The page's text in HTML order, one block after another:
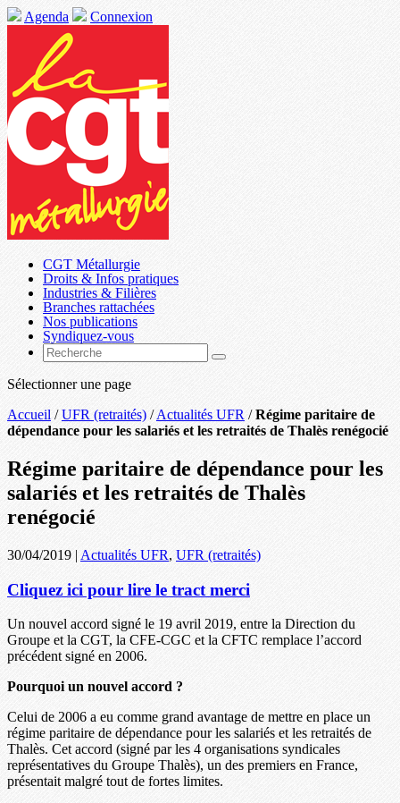
Agenda Connexion
CGT Métallurgie
Droits & Infos pratiques
Industries & Filières
Branches rattachées
Nos publications
Syndiquez-vous
Sélectionner une page
Accueil /UFR (retraités) /Actualités UFR /Régime paritaire de
dépendance pour les salariés et les retraités de Thalès renégocié
Régime paritaire de dépendance pour les
salariés et les retraités de Thalès
renégocié
30/04/2019 | Actualités UFR, UFR (retraités)
Cliquez ici pour lire le tract merci
Un nouvel accord signé le 19 avril 2019, entre la Direction du
Groupe et la CGT, la CFE-CGC et la CFTC remplace l’accord
précédent signé en 2006.
Pourquoi un nouvel accord ?
Celui de 2006 a eu comme grand avantage de mettre en place un
régime paritaire de dépendance pour les salariés et les retraités de
Thalès. Cet accord (signé par les 4 organisations syndicales
représentatives du Groupe Thalès), un des premiers en France,
présentait malgré tout de fortes limites.